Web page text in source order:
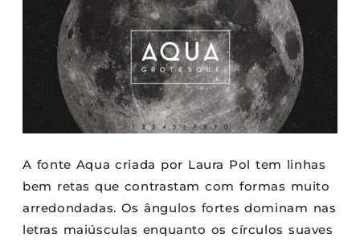
A fonte Aqua criada por Laura Pol tem linhas
bem retas que contrastam com formas muito
arredondadas. Os ângulos fortes dominam nas
letras maiúsculas enquanto os círculos suaves